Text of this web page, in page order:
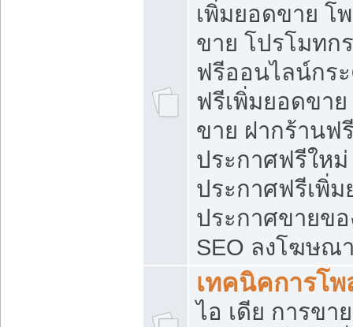
เพิ่มยอดขาย โ
ขาย โปรโมทก
ฟรีออนไลน์กร
ฟรีเพิ่มยอดขา
ขาย ฝากร้านฟ
ประกาศฟรีใหม่
ประกาศฟรีเพิ่
ประกาศขายข
SEO ลงโฆษณ
เทคนิคการโ
ไอ เดีย การขา